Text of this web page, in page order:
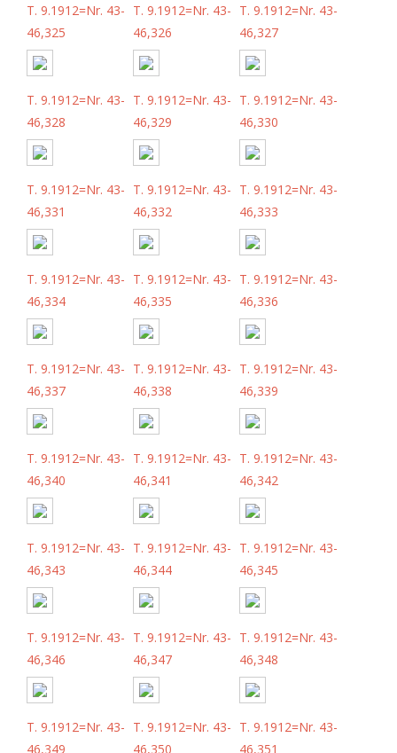
T. 9.1912=Nr. 43-
46,325
T. 9.1912=Nr. 43-
46,326
T. 9.1912=Nr. 43-
46,327
T. 9.1912=Nr. 43-
46,328
T. 9.1912=Nr. 43-
46,329
T. 9.1912=Nr. 43-
46,330
T. 9.1912=Nr. 43-
46,331
T. 9.1912=Nr. 43-
46,332
T. 9.1912=Nr. 43-
46,333
T. 9.1912=Nr. 43-
46,334
T. 9.1912=Nr. 43-
46,335
T. 9.1912=Nr. 43-
46,336
T. 9.1912=Nr. 43-
46,337
T. 9.1912=Nr. 43-
46,338
T. 9.1912=Nr. 43-
46,339
T. 9.1912=Nr. 43-
46,340
T. 9.1912=Nr. 43-
46,341
T. 9.1912=Nr. 43-
46,342
T. 9.1912=Nr. 43-
46,343
T. 9.1912=Nr. 43-
46,344
T. 9.1912=Nr. 43-
46,345
T. 9.1912=Nr. 43-
46,346
T. 9.1912=Nr. 43-
46,347
T. 9.1912=Nr. 43-
46,348
T. 9.1912=Nr. 43-
46,349
T. 9.1912=Nr. 43-
46,350
T. 9.1912=Nr. 43-
46,351